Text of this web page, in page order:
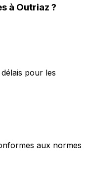
à Outriaz ?
pour les
aux normes